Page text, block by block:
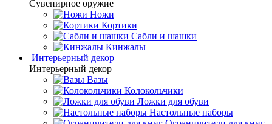
Сувенирное оружие
Ножи
Кортики
Сабли и шашки
Кинжалы
Интерьерный декор
Интерьерный декор
Вазы
Колокольчики
Ложки для обуви
Настольные наборы